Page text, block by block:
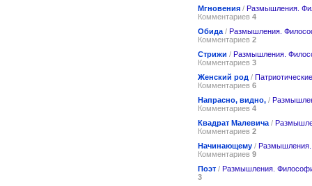
Мгновения / Размышления.
Комментариев 4
Обида / Размышления.
Комментариев 2
Стрижи / Размышления.
Комментариев 3
Женский род /
Комментариев 6
Напрасно, видно, /
Комментариев 4
Квадрат Малевича /
Комментариев 2
Начинающему /
Комментариев 9
Поэт / Размышления.
3